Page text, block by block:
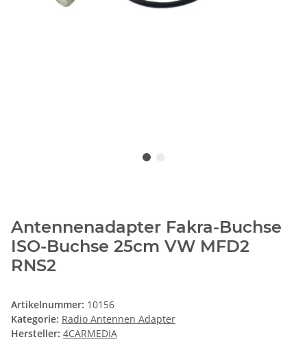
Antennenadapter Fakra-Buchse
ISO-Buchse 25cm VW MFD2
RNS2
Artikelnummer: 10156
Kategorie: Radio Antennen Adapter
Hersteller: 4CARMEDIA